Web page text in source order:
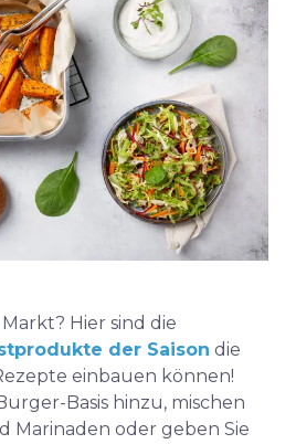
Hier sind die
der Saison die
einbauen können!
Basis hinzu, mischen
Marinaden oder geben Sie